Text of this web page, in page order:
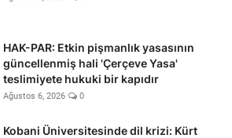
HAK-PAR: Etkin pişmanlık yasasının
güncellenmiş hali 'Çerçeve Yasa'
teslimiyete hukuki bir kapıdır
Ağustos 6, 2026 0
Kobani Üniversitesinde dil krizi: Kürt